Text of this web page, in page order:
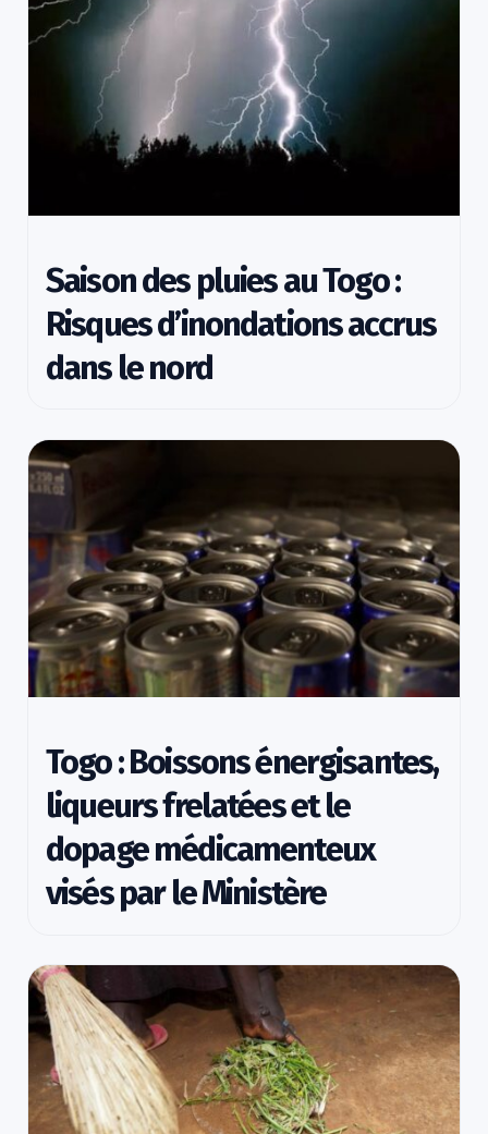
Saison des pluies au Togo :
Risques d’inondations accrus
dans le nord
Togo : Boissons énergisantes,
liqueurs frelatées et le
dopage médicamenteux
visés par le Ministère